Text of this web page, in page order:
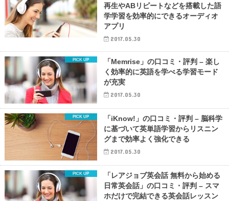
再生やABリピートなどを搭載した語
学学習を効率的にできるオーディオ
アプリ
2017.05.30
「Memrise」の口コミ・評判 – 楽し
く効率的に英語を学べる学習モード
が充実
2017.05.30
「iKnow!」の口コミ・評判 – 脳科学
に基づいて英単語学習からリスニン
グまで効率よく強化できる
2017.05.30
「レアジョブ英会話 無料から始める
日常英会話」の口コミ・評判 – スマ
ホだけで完結できる英会話レッスン